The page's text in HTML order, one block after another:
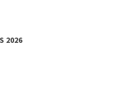
2026